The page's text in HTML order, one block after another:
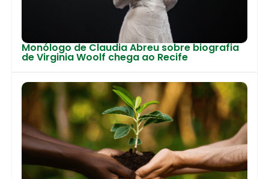
Monólogo de Claudia Abreu sobre biografia
de Virginia Woolf chega ao Recife